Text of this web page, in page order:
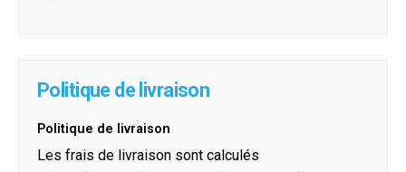
Politique de livraison
Politique de livraison
Les frais de livraison sont calculés